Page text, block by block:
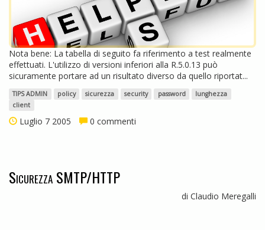
Nota bene: La tabella di seguito fa riferimento a test realmente
effettuati. L'utilizzo di versioni inferiori alla R.5.0.13 può
sicuramente portare ad un risultato diverso da quello riportat...
TIPS ADMIN policy sicurezza security password
lunghezza
client
Luglio 7 2005 0 commenti
Sicurezza SMTP/HTTP
di Claudio Meregalli